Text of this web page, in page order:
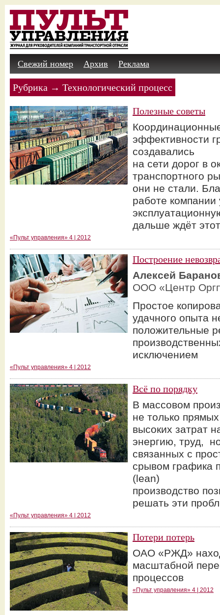
Свежий номер Архив Реклама
Рубрика → Технологический процесс
Полезные советы
эффективности
создавались
на сети дорог в
транспортного
они не стали.
работе компании
дальше ждёт
«Пульт управления» 4 | 2012
Построение
Алексей
ООО «Центр
Простое
удачного опыта
положительные
исключением
«Пульт управления» 4 | 2012
Всё по порядку
В массовом
не только
высоких затрат
энергию, труд,
связанных с
срывом графика
(lean)
производство
решать эти
«Пульт управления» 4 | 2012
Потери потерь
ОАО «РЖД»
масштабной
процессов
«Пульт управления» 4 | 2012